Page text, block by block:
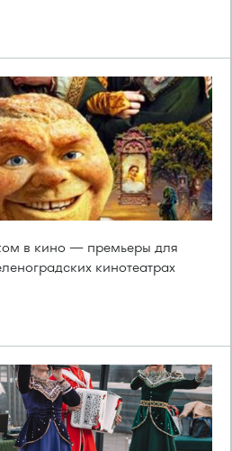
в кино — премьеры для
кинотеатрах